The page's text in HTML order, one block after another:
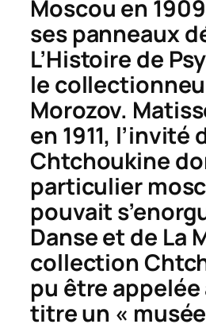
Moscou en
ses panneaux
L’Histoire de
le
Morozov.
en 1911, l’invité
Chtchoukine
particulier
pouvait
Danseet de La
collection
pu être appelée
titre un «